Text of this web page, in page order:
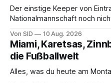
Der einstige Keeper von
Nationalmannschaft noch
Von SID 10 Aug. 2026
Miami, Karetsas,
die Fußballwelt
Alles, was du heute am